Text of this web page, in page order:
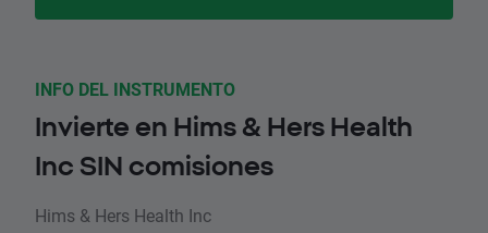
INFO DEL INSTRUMENTO
Invierte en Hims & Hers Health
Inc SIN comisiones
Hims & Hers Health Inc